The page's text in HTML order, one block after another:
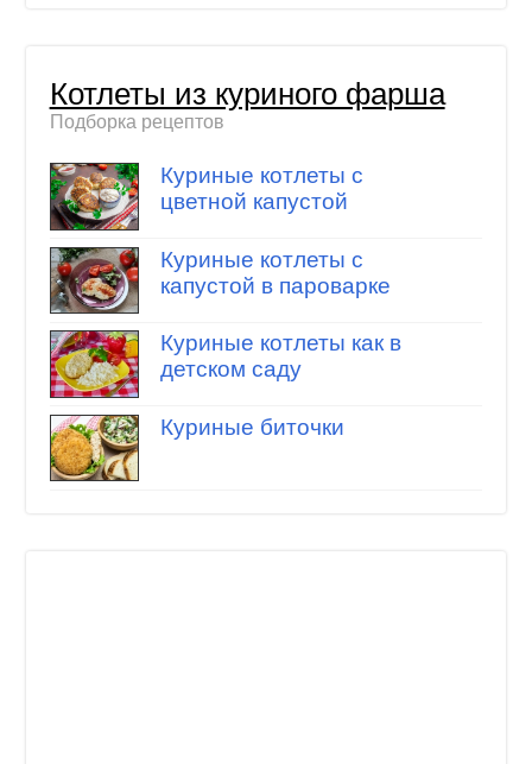
Котлеты из куриного фарша
Подборка рецептов
Куриные котлеты с
цветной капустой
Куриные котлеты с
капустой в пароварке
Куриные котлеты как в
детском саду
Куриные биточки